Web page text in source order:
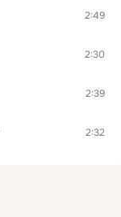
2:49
2:30
2:39
2:32